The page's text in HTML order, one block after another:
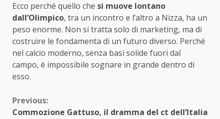
Ecco perché quello che si muove lontano
dall’Olimpico, tra un incontro e l’altro a Nizza, ha un
peso enorme. Non si tratta solo di marketing, ma di
costruire le fondamenta di un futuro diverso. Perché
nel calcio moderno, senza basi solide fuori dal
campo, è impossibile sognare in grande dentro di
esso.
Continue
Previous:
Commozione Gattuso, il dramma del ct dell’Italia